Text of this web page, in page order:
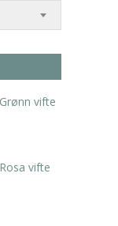
vifte
vifte